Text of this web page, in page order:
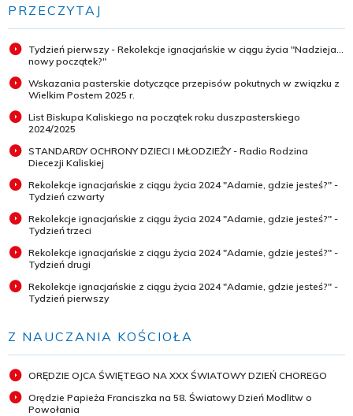
PRZECZYTAJ
Tydzień pierwszy - Rekolekcje ignacjańskie w ciągu życia "Nadzieja...
nowy początek?"
Wskazania pasterskie dotyczące przepisów pokutnych w związku z
Wielkim Postem 2025 r.
List Biskupa Kaliskiego na początek roku duszpasterskiego
2024/2025
STANDARDY OCHRONY DZIECI I MŁODZIEŻY - Radio Rodzina
Diecezji Kaliskiej
Rekolekcje ignacjańskie z ciągu życia 2024 "Adamie, gdzie jesteś?" -
Tydzień czwarty
Rekolekcje ignacjańskie z ciągu życia 2024 "Adamie, gdzie jesteś?" -
Tydzień trzeci
Rekolekcje ignacjańskie z ciągu życia 2024 "Adamie, gdzie jesteś?" -
Tydzień drugi
Rekolekcje ignacjańskie z ciągu życia 2024 "Adamie, gdzie jesteś?" -
Tydzień pierwszy
Z NAUCZANIA KOŚCIOŁA
ORĘDZIE OJCA ŚWIĘTEGO NA XXX ŚWIATOWY DZIEŃ CHOREGO
Orędzie Papieża Franciszka na 58. Światowy Dzień Modlitw o
Powołania